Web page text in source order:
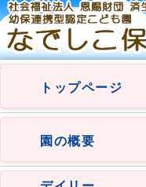
トップページ
園の概要